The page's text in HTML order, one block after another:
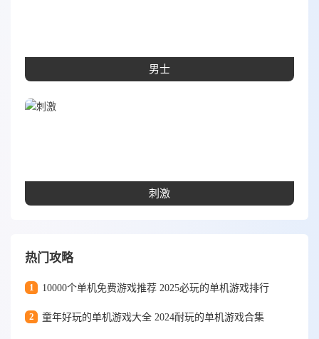
男士
刺激
热门攻略
1 10000个单机免费游戏推荐 2025必玩的单机游戏排行
2 童年好玩的单机游戏大全 2024耐玩的单机游戏合集